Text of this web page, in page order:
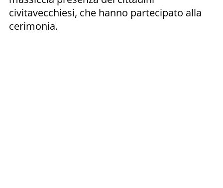
civitavecchiesi, che hanno partecipato alla
cerimonia.